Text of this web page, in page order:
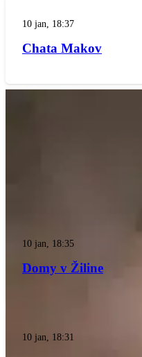
10 jan, 18:37
Chata Makov
10 jan, 18:35
Domy v Žiline
10 jan, 18:31